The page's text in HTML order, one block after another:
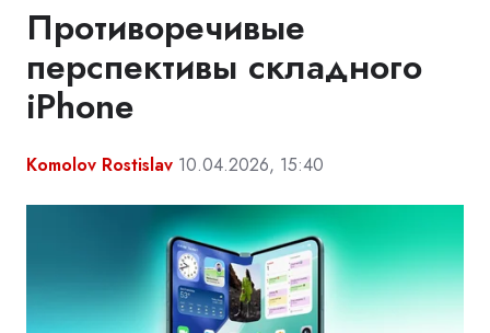
Противоречивые
перспективы складного
iPhone
Komolov Rostislav 10.04.2026, 15:40